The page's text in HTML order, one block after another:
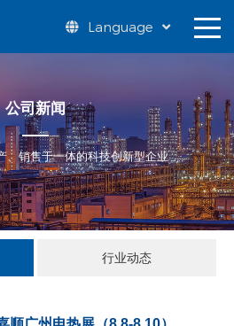
Language
公司新闻
、销售于一体的科技创新型企业
行业动态